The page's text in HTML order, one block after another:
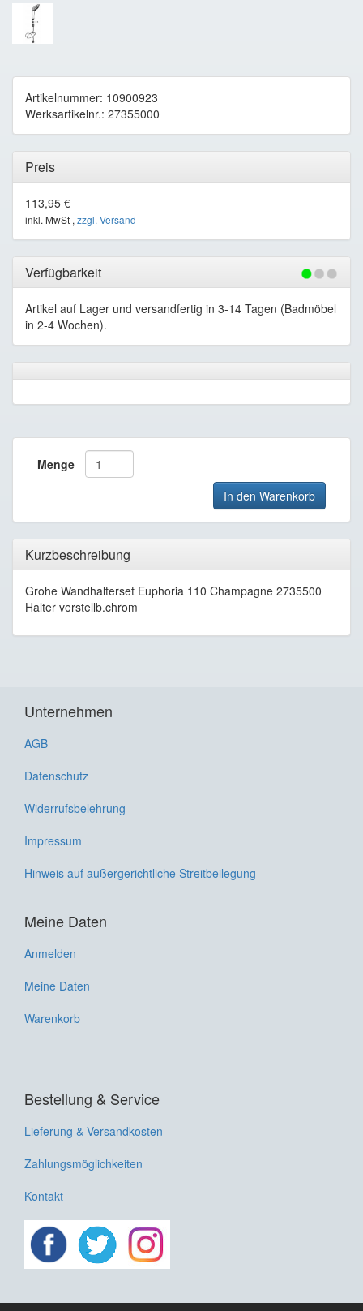
Artikelnummer: 10900923
Werksartikelnr.: 27355000
Preis
113,95 €
inkl. MwSt , zzgl. Versand
Verfügbarkeit
Artikel auf Lager und versandfertig in 3-14 Tagen (Badmöbel
in 2-4 Wochen).
Menge
In den Warenkorb
Kurzbeschreibung
Grohe Wandhalterset Euphoria 110 Champagne 2735500
Halter verstellb.chrom
Unternehmen
AGB
Datenschutz
Widerrufsbelehrung
Impressum
Hinweis auf außergerichtliche Streitbeilegung
Meine Daten
Anmelden
Meine Daten
Warenkorb
Bestellung & Service
Lieferung & Versandkosten
Zahlungsmöglichkeiten
Kontakt